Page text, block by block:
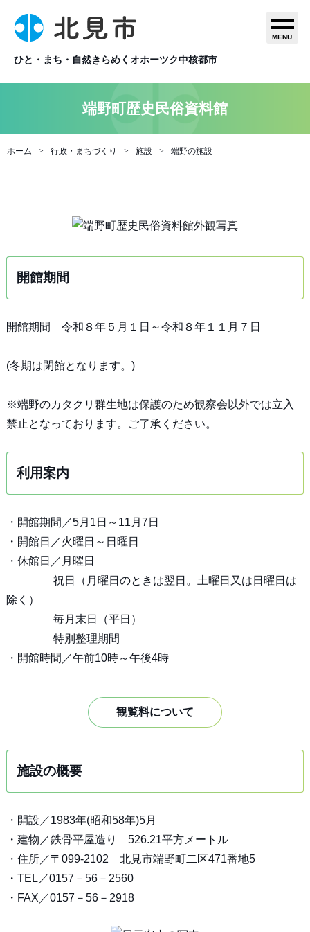
ひと・まち・自然きらめくオホーツク中核都市
MENU
端野町歴史民俗資料館
ホーム 行政・まちづくり 施設 端野の施設
開館期間
開館期間 令和８年５月１日～令和８年１１月７日
(冬期は閉館となります。)
※端野のカタクリ群生地は保護のため観察会以外では立入
禁止となっております。ご了承ください。
利用案内
・開館期間／5月1日～11月7日
・開館日／火曜日～日曜日
・休館日／月曜日
祝日（月曜日のときは翌日。土曜日又は日曜日は
除く）
毎月末日（平日）
特別整理期間
・開館時間／午前10時～午後4時
観覧料について
施設の概要
・開設／1983年(昭和58年)5月
・建物／鉄骨平屋造り 526.21平方メートル
・住所／〒099-2102 北見市端野町二区471番地5
・TEL／0157－56－2560
・FAX／0157－56－2918